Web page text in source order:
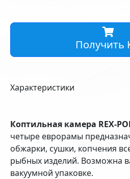
Получить
Характеристики
Коптильная камера REX-
четыре еврорамы
обжарки, сушки, копчения
рыбных изделий. Возможна
вакуумной упаковке.